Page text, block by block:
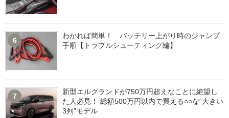
6
わかれば簡単！ バッテリー上がり時のジャンプ
手順【トラブルシューティング編】
7
新型エルグランドが750万円超えなことに絶望し
た人必見！ 総額500万円以内で買える○○な“大きい
3列”モデル